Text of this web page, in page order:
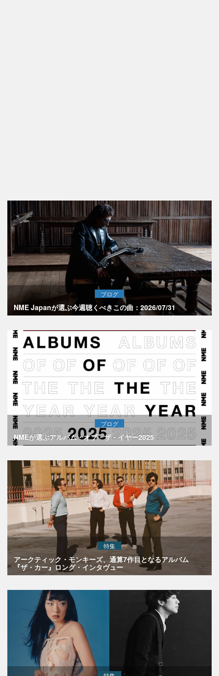
ブログ
NME Japanが選ぶ今週聴くべきこの曲：2026/07/31
ブログ
NMEが選ぶアルバム・オブ・ザ・イヤー2025
特集
アークティック・モンキーズ、通算7作目となるアルバム
『ザ・カー』ロング・インタヴュー